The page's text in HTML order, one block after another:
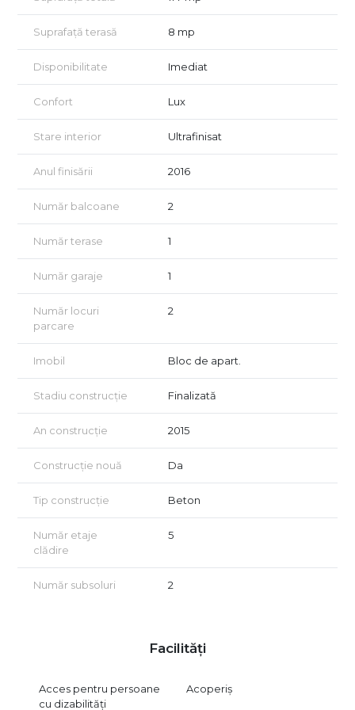
Pentru mai multe detalii sau pentru a programa o vizionare, vă
rugăm să ne contactați.
Vizionarea se face doar pe baza semnării unui acord, conform
Suprafață terasă 8 mp
Disponibilitate Imediat
Confort Lux
Stare interior Ultrafinisat
Anul finisării 2016
Număr balcoane 2
Număr terase 1
Număr garaje 1
Număr locuri
parcare
2
Imobil Bloc de apart.
Stadiu construcție Finalizată
An construcție 2015
Construcție nouă Da
Tip construcție Beton
Număr etaje
clădire
5
Număr subsoluri 2
Facilități
Acces pentru persoane
cu dizabilități
Acoperiș